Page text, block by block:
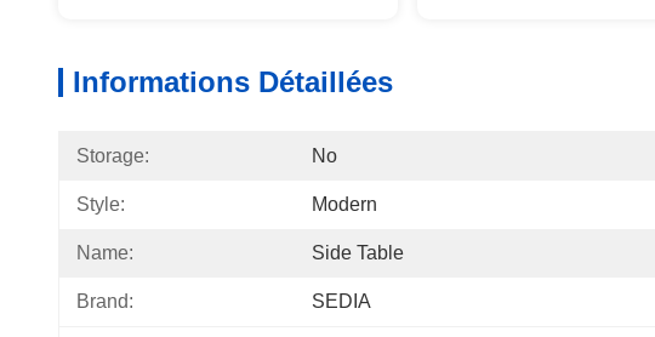
Informations Détaillées
Storage: No
Style: Modern
Name: Side Table
Brand: SEDIA